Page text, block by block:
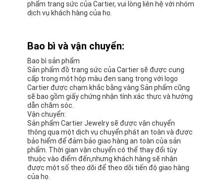
phẩm trang sức của Cartier, vui lòng liên hệ với nhóm
dịch vụ khách hàng của họ.
Bao bì và vận chuyển:
Bao bì sản phẩm
Sản phẩm đồ trang sức của Cartier sẽ được cung
cấp trong một hộp màu đen sang trọng với logo
Cartier được chạm khắc bằng vàng.Sản phẩm cũng
sẽ bao gồm giấy chứng nhận tính xác thực và hướng
dẫn chăm sóc.
Vận chuyển:
Sản phẩm Cartier Jewelry sẽ được vận chuyển
thông qua một dịch vụ chuyển phát an toàn và được
bảo hiểm để đảm bảo giao hàng an toàn của sản
phẩm. Thời gian vận chuyển có thể thay đổi tùy
thuộc vào điểm đến,nhưng khách hàng sẽ nhận
được một số theo dõi để theo dõi tiến độ giao hàng
của họ.